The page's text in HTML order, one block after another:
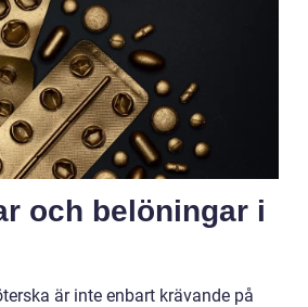
och belöningar i
är inte enbart krävande på